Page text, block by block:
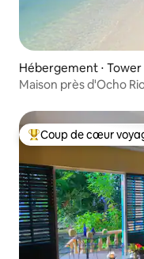
Hébergement ⋅ Tower
Maison près d'Ocho
Coups de cœur
Coup de cœur